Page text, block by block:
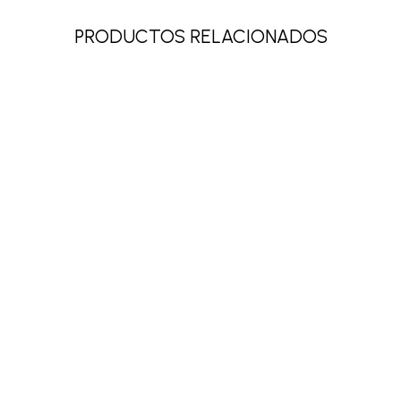
PRODUCTOS RELACIONADOS